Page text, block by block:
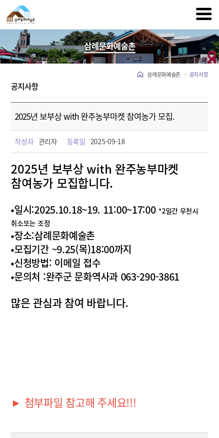
삼례문화예술촌
삼례문화예술촌 공지사항
공지사항
2025년 보부상 with 완주농부마켓 참여농가 모집.
작성자 관리자 등록일 2025-09-18
2025년 보부상 with 완주농부마켓
참여농가 모집합니다.
•일시:2025.10.18~19. 11:00~17:00 *2일간 우천시
취소또는 조정
•장소:삼례문화예술촌
•모집기간 ~9.25(목)18:00까지
•신청방법: 이메일 접수
•문의처 :완주군 문화역사과 063-290-3861
많은 관심과 참여 바랍니다.
► 첨부파일 참고해 주세요!!!